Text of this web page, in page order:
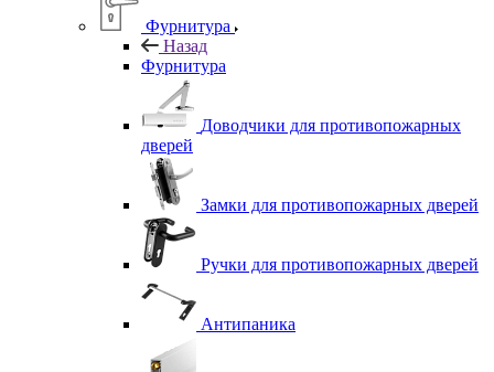
Фурнитура
Назад
Фурнитура
Доводчики для противопожарных
дверей
Замки для противопожарных дверей
Ручки для противопожарных дверей
Антипаника